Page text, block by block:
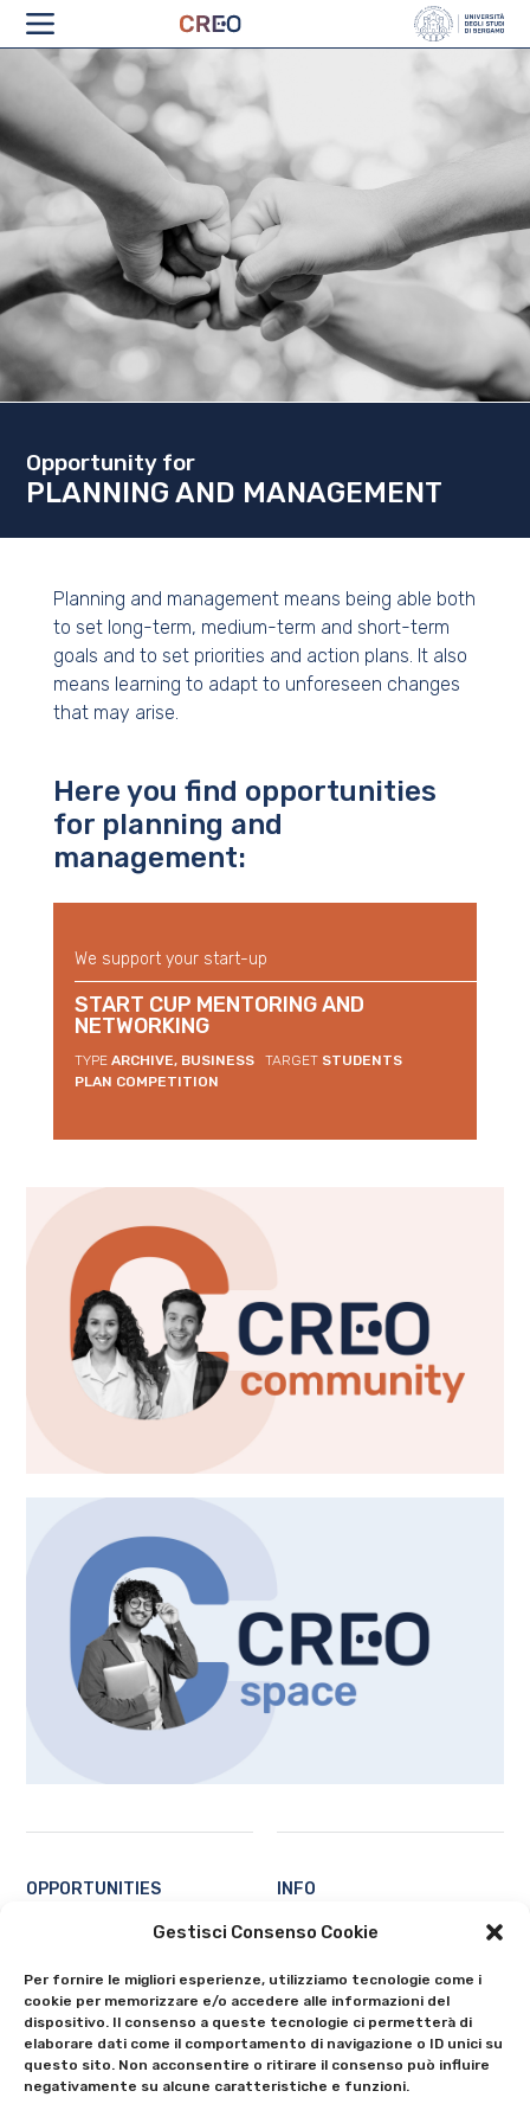
Gestisci Consenso Cookie
Per fornire le migliori esperienze, utilizziamo tecnologie come i
cookie per memorizzare e/o accedere alle informazioni del
dispositivo. Il consenso a queste tecnologie ci permetterà di
elaborare dati come il comportamento di navigazione o ID unici su
questo sito. Non acconsentire o ritirare il consenso può influire
negativamente su alcune caratteristiche e funzioni.
ABOUT
Opportunity for
PLANNING AND MANAGEMENT
Planning and management means being able both
to set long-term, medium-term and short-term
goals and to set priorities and action plans. It also
means learning to adapt to unforeseen changes
that may arise.
Here you find opportunities
for planning and
management:
We support your start-up
START CUP MENTORING AND
NETWORKING
TYPEARCHIVE, BUSINESS
PLAN COMPETITION
TARGET STUDENTS
OPPORTUNITIES
Ecosystem
All
INFO
Contacts
Privacy Policy
Cookie Policy (EU)